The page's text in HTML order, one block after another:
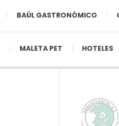
BAÚL GASTRONÓMICO
MALETA PET HOTELES